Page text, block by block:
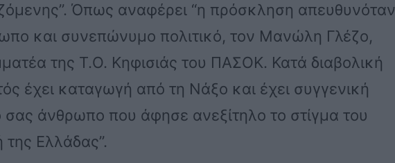
Όπως αναφέρει “η πρόσκληση απευθυνόταν
και συνεπώνυμο πολιτικό, τον Μανώλη Γλέζο,
της Τ.Ο. Κηφισιάς του ΠΑΣΟΚ. Κατά διαβολική
έχει καταγωγή από τη Νάξο και έχει συγγενική
σας άνθρωπο που άφησε ανεξίτηλο το στίγμα του
της Ελλάδας”.